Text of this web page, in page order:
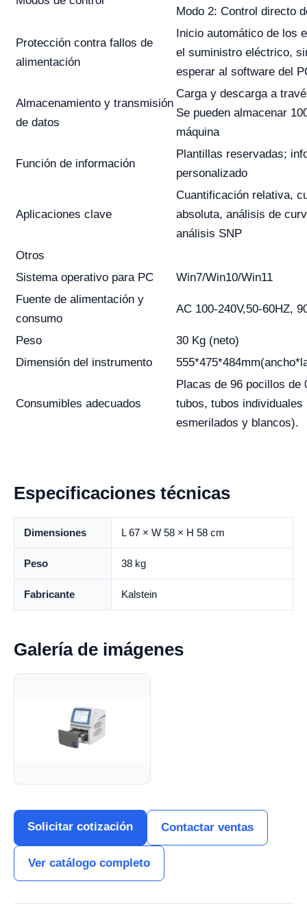
Modo 2: Control directo
Protección contra fallos de
alimentación
Inicio automático de los
el suministro eléctrico,
esperar al software del
Almacenamiento y transmisión
de datos
Carga y descarga a
Se pueden almacenar
máquina
Función de información
Plantillas reservadas;
personalizado
Aplicaciones clave
Cuantificación relativa,
absoluta, análisis de
análisis SNP
Otros
Sistema operativo para PC
Win7/Win10/Win11
Fuente de alimentación y
consumo
AC 100-240V,50-60HZ,
Peso
30 Kg (neto)
Dimensión del instrumento
Consumibles adecuados
Placas de 96 pocillos de
tubos, tubos
esmerilados y blancos).
Especificaciones técnicas
Dimensiones L 67 × W 58 × H 58 cm
Peso 38 kg
Fabricante Kalstein
Galería de imágenes
Solicitar cotización Contactar ventas
Ver catálogo completo